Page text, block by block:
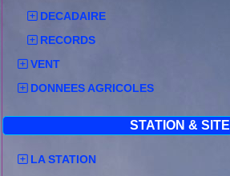
DECADAIRE
RECORDS
VENT
DONNEES AGRICOLES
STATION & SITE
LA STATION